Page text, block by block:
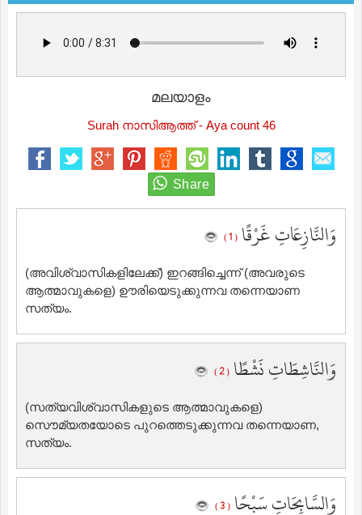
മലയാളം
Surah നാസിആത്ത് - Aya count 46
وَالنَّازِعَاتِ غَرْقًا ( 1 )
(അവിശ്വാസികളിലേക്ക്‌) ഇറങ്ങിച്ചെന്ന് (അവരുടെ
ആത്മാവുകളെ) ഊരിയെടുക്കുന്നവ തന്നെയാണ
സത്യം.
وَالنَّاشِطَاتِ نَشْطًا ( 2 )
(സത്യവിശ്വാസികളുടെ ആത്മാവുകളെ)
സൌമ്യതയോടെ പുറത്തെടുക്കുന്നവ തന്നെയാണ,
സത്യം.
وَالسَّابِحَاتِ سَبْحًا ( 3 )